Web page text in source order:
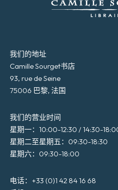
我们的地址
Camille Sourget书店
93, rue de Seine
75006 巴黎, 法国
我们的营业时间
星期一：10:00-12:30 / 14:30-
星期二至星期五：09:30-18:30
星期六：09:30-18:00
电话：+33 (0)1 42 84 16 68